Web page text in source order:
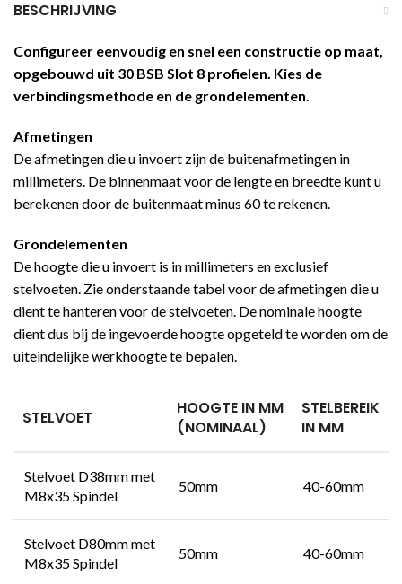
BESCHRIJVING
Configureer eenvoudig en snel een constructie op maat,
opgebouwd uit 30 BSB Slot 8 profielen. Kies de
verbindingsmethode en de grondelementen.
Afmetingen
De afmetingen die u invoert zijn de buitenafmetingen in
millimeters. De binnenmaat voor de lengte en breedte kunt u
berekenen door de buitenmaat minus 60 te rekenen.
Grondelementen
De hoogte die u invoert is in millimeters en exclusief
stelvoeten. Zie onderstaande tabel voor de afmetingen die u
dient te hanteren voor de stelvoeten. De nominale hoogte
dient dus bij de ingevoerde hoogte opgeteld te worden om de
uiteindelijke werkhoogte te bepalen.
STELVOET
HOOGTE IN MM
(NOMINAAL)
STELBEREIK
IN MM
Stelvoet D38mm met
M8x35 Spindel
50mm 40-60mm
Stelvoet D80mm met
M8x35 Spindel
50mm 40-60mm